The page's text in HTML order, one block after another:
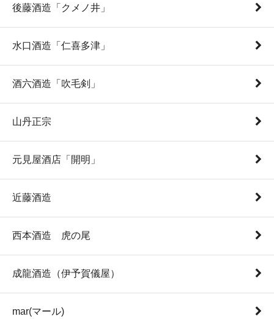
後藤酒造「クメノ井」
水口酒造「仁喜多津」
酒六酒造「吹毛剣」
山丹正宗
元見屋酒店「開明」
近藤酒造
西本酒造 虎の尾
成龍酒造（伊予賀儀屋）
mar(マール)